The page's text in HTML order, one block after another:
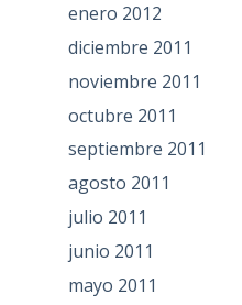
enero 2012
diciembre 2011
noviembre 2011
octubre 2011
septiembre 2011
agosto 2011
julio 2011
junio 2011
mayo 2011